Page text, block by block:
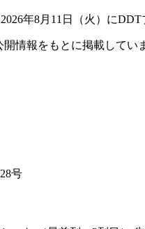
年8月11日（火）に
情報をもとに掲載してい
号